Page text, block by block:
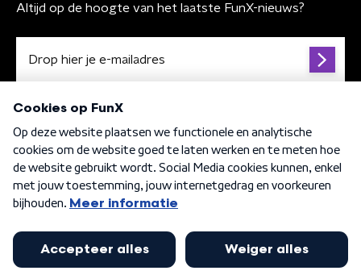
Altijd op de hoogte van het laatste FunX-nieuws?
Algemene voorwaarden Privacybeleid